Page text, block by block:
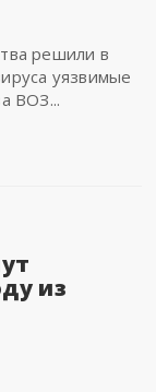
решили в
уязвимые
ВОЗ...
из